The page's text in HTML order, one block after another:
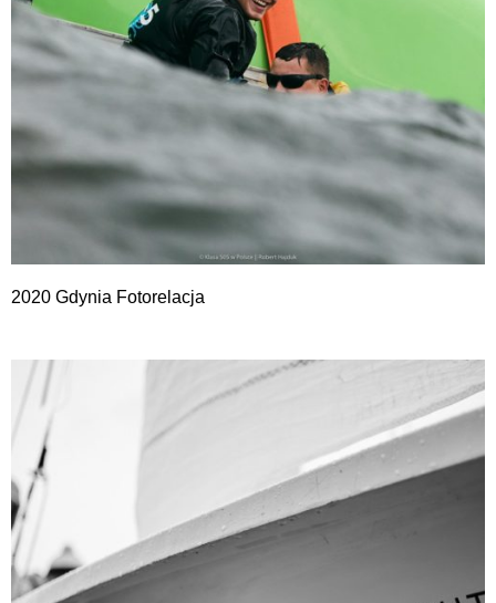
2020 Gdynia Fotorelacja